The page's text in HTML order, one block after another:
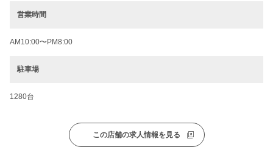
営業時間
AM10:00〜PM8:00
駐車場
1280台
この店舗の求人情報を見る